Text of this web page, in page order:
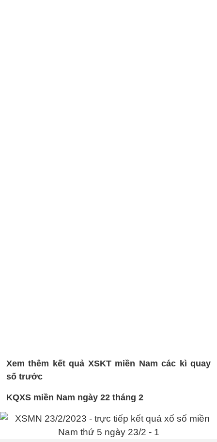
Xem thêm kết quả XSKT miền Nam các kì quay
số trước
KQXS miền Nam ngày 22 tháng 2